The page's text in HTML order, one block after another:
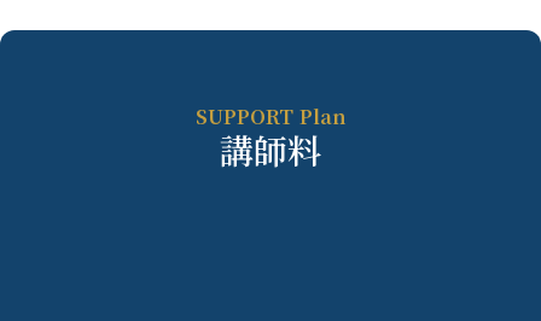
SUPPORT Plan
講師料